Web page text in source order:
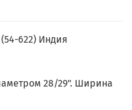
622) Индия
28/29". Ширина